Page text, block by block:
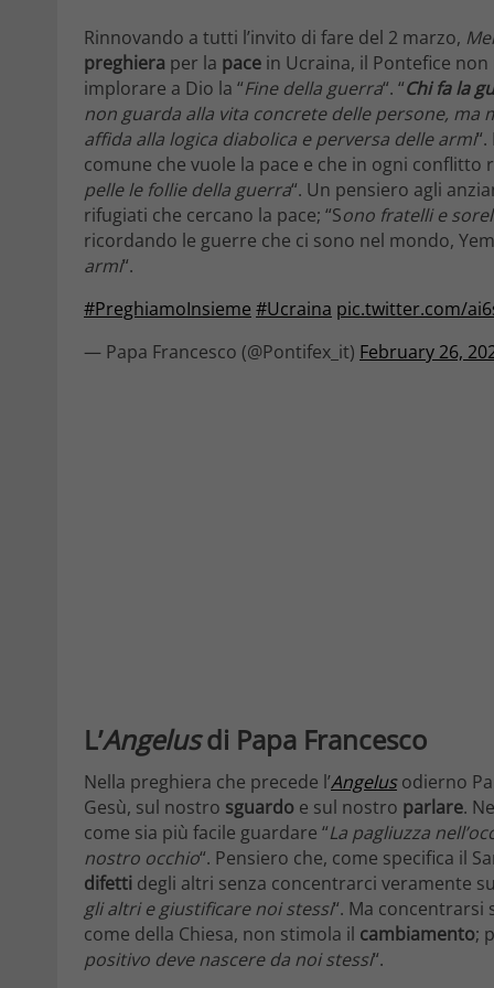
Rinnovando a tutti l’invito di fare del 2 marzo,
preghiera per la pace in Ucraina, il Pontefice
implorare a Dio la “Fine della guerra“. “Chi fa la
non guarda alla vita concrete delle persone,
affida alla logica diabolica e perversa delle armi
comune che vuole la pace e che in ogni conflitto
pelle le follie della guerra“. Un pensiero agli
rifugiati che cercano la pace; “Sono fratelli e
ricordando le guerre che ci sono nel mondo,
armi“.
#PreghiamoInsieme #Ucraina pic.twitter.com/
— Papa Francesco (@Pontifex_it) February 26,
L’Angelusdi Papa Francesco
Nella preghiera che precede l’Angelusodierno
Gesù, sul nostro sguardo e sul nostro parlare.
come sia più facile guardare “La pagliuzza
nostro occhio“. Pensiero che, come specifica il
difetti degli altri senza concentrarci veramente
gli altri e giustificare noi stessi“. Ma concentrarsi
come della Chiesa, non stimola il cambiamento;
positivo deve nascere da noi stessi“.